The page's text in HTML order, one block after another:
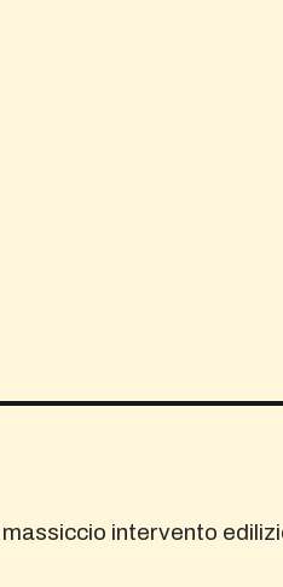
intervento